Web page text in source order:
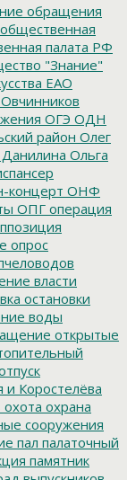
обращения
общественная
палата РФ
"Знание"
ЕАО
Овчинников
ОГЭ ОДН
район Олег
Ольга
концерт ОНФ
ОПГ операция
опрос
власти
остановки
воды
открытые
и Коростелёва
охота охрана
сооружения
пал палаточный
памятник